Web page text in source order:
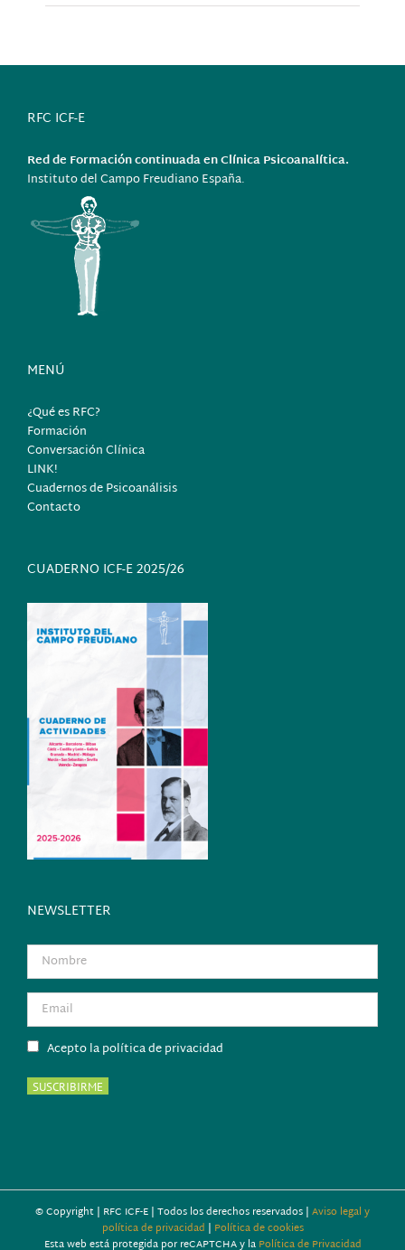
RFC ICF-E
Red de Formación continuada en Clínica Psicoanalítica.
Instituto del Campo Freudiano España.
MENÚ
¿Qué es RFC?
Formación
Conversación Clínica
LINK!
Cuadernos de Psicoanálisis
Contacto
CUADERNO ICF-E 2025/26
NEWSLETTER
Acepto la política de privacidad
© Copyright | RFC ICF-E | Todos los derechos reservados | Aviso legal y
política de privacidad | Política de cookies
Esta web está protegida por reCAPTCHA y la Política de Privacidad